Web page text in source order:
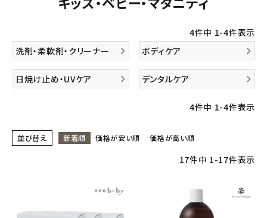
新商品
カテゴリーから探す
衛生用品
4件中 1-4件表示
洗剤・柔軟剤・クリーナー
ボディケア
日焼け止め・UVケア デンタルケア
4件中 1-4件表示
並び替え 新着順 価格が安い順 価格が高い順
17件中 1-17件表示